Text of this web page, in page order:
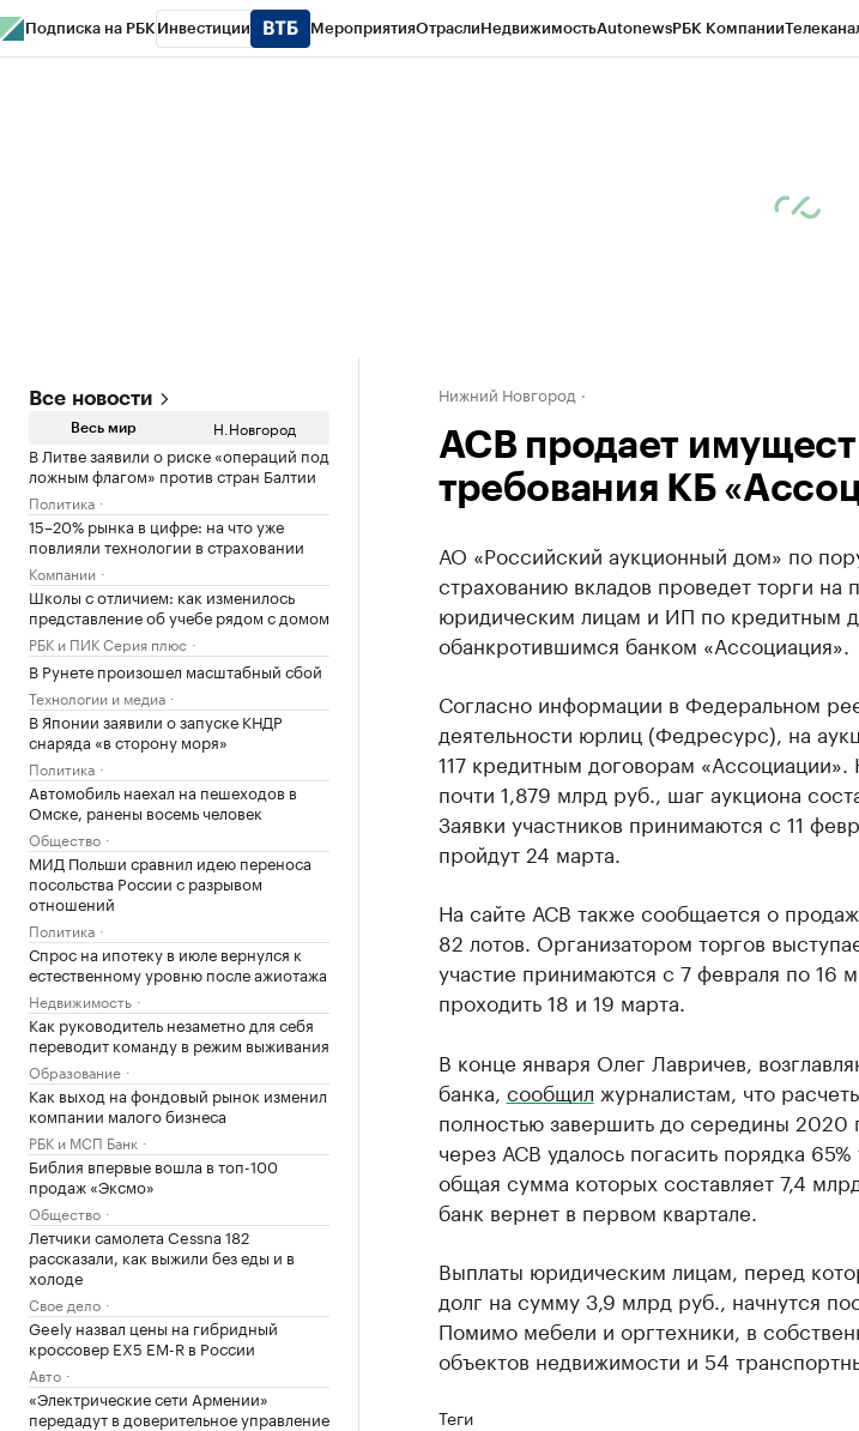
Подписка на РБК Инвестиции МероприятияОтраслиНедвижимостьAutonewsРБК Компании
Все новости
Весь мир Н.Новгород
В Литве заявили о риске «операций под
ложным флагом» против стран Балтии
Политика
15–20% рынка в цифре: на что уже
повлияли технологии в страховании
Компании
Школы с отличием: как изменилось
представление об учебе рядом с домом
РБК и ПИК Серия плюс
В Рунете произошел масштабный сбой
Технологии и медиа
В Японии заявили о запуске КНДР
снаряда «в сторону моря»
Политика
Автомобиль наехал на пешеходов в
Омске, ранены восемь человек
Общество
МИД Польши сравнил идею переноса
посольства России с разрывом
отношений
Политика
Спрос на ипотеку в июле вернулся к
естественному уровню после ажиотажа
Недвижимость
Как руководитель незаметно для себя
переводит команду в режим выживания
Образование
Как выход на фондовый рынок изменил
компании малого бизнеса
РБК и МСП Банк
Библия впервые вошла в топ-100
продаж «Эксмо»
Общество
Летчики самолета Cessna 182
рассказали, как выжили без еды и в
холоде
Свое дело
Geely назвал цены на гибридный
кроссовер EX5 EM-R в России
Авто
«Электрические сети Армении»
передадут в доверительное управление
Нижний Новгород
АСВ продает
требования КБ
АО «Российский аукционный дом» по
страхованию вкладов проведет торги на
юридическим лицам и ИП по кредитным
обанкротившимся банком «Ассоциация».
Согласно информации в Федеральном
деятельности юрлиц (Федресурс), на
117 кредитным договорам «Ассоциации».
почти 1,879 млрд руб., шаг аукциона
Заявки участников принимаются с 11
пройдут 24 марта.
На сайте АСВ также сообщается о
82 лотов. Организатором торгов
участие принимаются с 7 февраля по 16
проходить 18 и 19 марта.
В конце января Олег Лавричев,
банка, сообщил журналистам, что
полностью завершить до середины
через АСВ удалось погасить порядка 65%
общая сумма которых составляет 7,4
банк вернет в первом квартале.
Выплаты юридическим лицам, перед
долг на сумму 3,9 млрд руб., начнутся
Помимо мебели и оргтехники, в
объектов недвижимости и 54
Теги